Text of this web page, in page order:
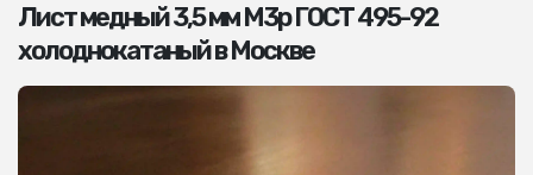
Лист медный 3,5 мм М3р ГОСТ 495-92
холоднокатаный в Москве